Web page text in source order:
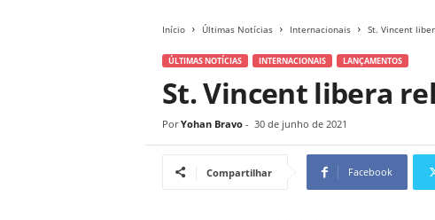
Início Últimas Notícias Internacionais St. Vincent
ÚLTIMAS NOTÍCIAS INTERNACIONAIS LANÇAMENTOS
St. Vincent libera
Por Yohan Bravo - 30 de junho de 2021
Compartilhar Facebook